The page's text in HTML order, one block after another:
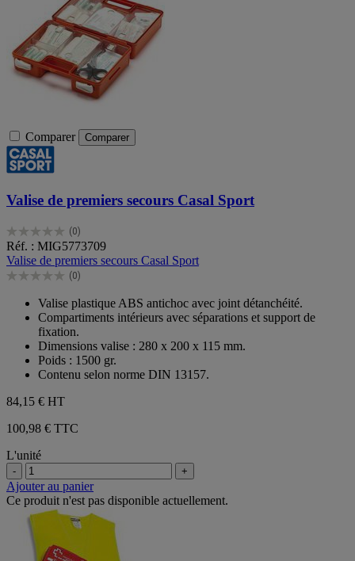
Comparer Comparer
Valise de premiers secours Casal Sport
(0)
0.0
sur
5
étoiles.
Réf. : MIG5773709
Valise de premiers secours Casal Sport
(0)
0.0
étoiles.
Valise plastique ABS antichoc avec joint détanchéité.
Compartiments intérieurs avec séparations et support de
fixation.
Dimensions valise : 280 x 200 x 115 mm.
Poids : 1500 gr.
Contenu selon norme DIN 13157.
84,15 € HT
100,98 € TTC
L'unité
- +
Ajouter au panier
Ce produit n'est pas disponible actuellement.